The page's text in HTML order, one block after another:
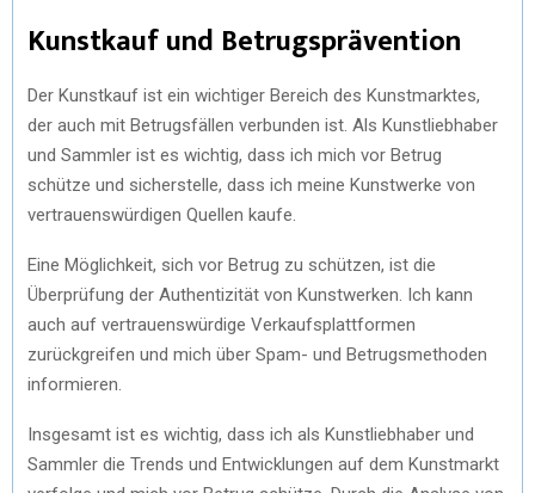
Kunstkauf und Betrugsprävention
Der Kunstkauf ist ein wichtiger Bereich des Kunstmarktes,
der auch mit Betrugsfällen verbunden ist. Als Kunstliebhaber
und Sammler ist es wichtig, dass ich mich vor Betrug
schütze und sicherstelle, dass ich meine Kunstwerke von
vertrauenswürdigen Quellen kaufe.
Eine Möglichkeit, sich vor Betrug zu schützen, ist die
Überprüfung der Authentizität von Kunstwerken. Ich kann
auch auf vertrauenswürdige Verkaufsplattformen
zurückgreifen und mich über Spam- und Betrugsmethoden
informieren.
Insgesamt ist es wichtig, dass ich als Kunstliebhaber und
Sammler die Trends und Entwicklungen auf dem Kunstmarkt